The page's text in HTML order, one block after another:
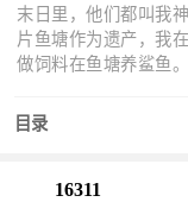
末日里，他们都叫我
片鱼塘作为遗产，我
做饲料在鱼塘养鲨鱼
灾难……
目录
16311